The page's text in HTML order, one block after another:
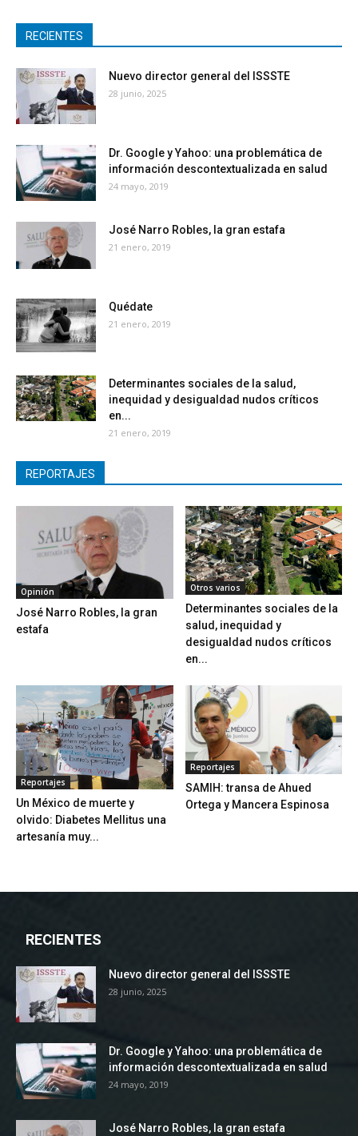
RECIENTES
Nuevo director general del ISSSTE
28 junio, 2025
Dr. Google y Yahoo: una problemática de
información descontextualizada en salud
24 mayo, 2019
José Narro Robles, la gran estafa
21 enero, 2019
Quédate
21 enero, 2019
Determinantes sociales de la salud,
inequidad y desigualdad nudos críticos
en...
21 enero, 2019
REPORTAJES
Opinión
José Narro Robles, la gran
estafa
Otros varios
Determinantes sociales de la
salud, inequidad y
desigualdad nudos críticos
en...
Reportajes
Un México de muerte y
olvido: Diabetes Mellitus una
artesanía muy...
Reportajes
SAMIH: transa de Ahued
Ortega y Mancera Espinosa
RECIENTES
Nuevo director general del ISSSTE
28 junio, 2025
Dr. Google y Yahoo: una problemática de
información descontextualizada en salud
24 mayo, 2019
José Narro Robles, la gran estafa